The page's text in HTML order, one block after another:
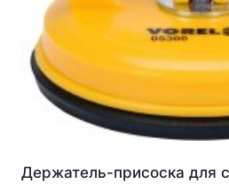
Держатель-присоска для